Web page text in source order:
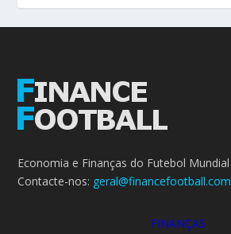
Economia e Finanças do Futebol Mundial
Contacte-nos: geral@financefootball.com
FINANÇAS